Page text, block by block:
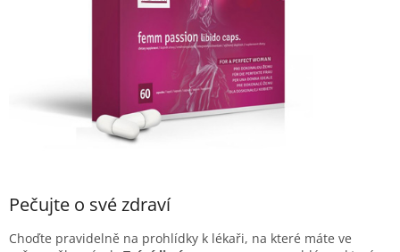
Pečujte o své zdraví
Choďte pravidelně na prohlídky k lékaři, na které máte ve